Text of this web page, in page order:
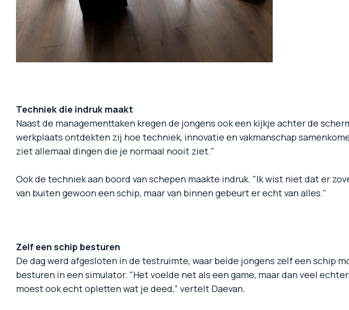
Techniek die indruk maakt
Naast de managementtaken kregen de jongens ook een kijkje achter de
werkplaats ontdekten zij hoe techniek, innovatie en vakmanschap
ziet allemaal dingen die je normaal nooit ziet."
Ook de techniek aan boord van schepen maakte indruk. "Ik wist niet dat er
van buiten gewoon een schip, maar van binnen gebeurt er echt van alles."
Zelf een schip besturen
De dag werd afgesloten in de testruimte, waar beide jongens zelf een schip
besturen in een simulator. "Het voelde net als een game, maar dan veel
moest ook echt opletten wat je deed,” vertelt Daevan.